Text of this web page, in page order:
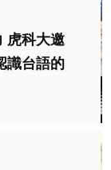
虎科大邀
識台語的